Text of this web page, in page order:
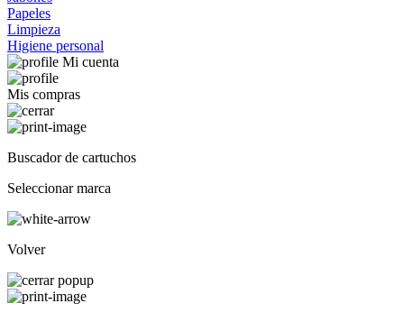
Papeles
Limpieza
Higiene personal
Mi cuenta
Mis compras
Buscador de cartuchos
Seleccionar marca
Volver